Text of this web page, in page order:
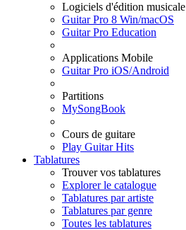
Logiciels d'édition musicale
Guitar Pro 8 Win/macOS
Guitar Pro Education
Applications Mobile
Guitar Pro iOS/Android
Partitions
MySongBook
Cours de guitare
Play Guitar Hits
Tablatures
Trouver vos tablatures
Explorer le catalogue
Tablatures par artiste
Tablatures par genre
Toutes les tablatures